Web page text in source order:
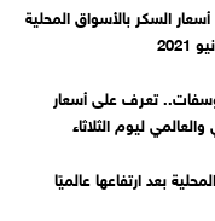
السكر باﻷسواق المحلية
تعرف على أسعار
ليوم الثلاثاء
بعد ارتفاعها عالميًا